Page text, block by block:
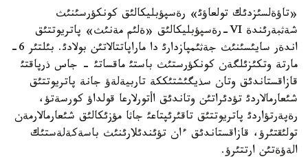
«تاؤةلسئزدئك تولعاؤئ» رةسپؤبليكالئق كونكؤرسئنئث
شةثبةرئندة VI-رةسپؤبليكالئق «ةلئم مةنئث» پاتريوتتئق
اندةر سايئسئنئث جةثئمپازدارئ دا ماراپاتتالاتئن بولادئ. بئلتئر 6-
مارتة وتكئزئلگةن كونكؤرستئث باستئ ماقساتئ - جاس ذرپاقتئ
قازاقستاندئق وتان سذيگئشتئككة تاربيةلةؤ جانة پاتريوتتئق
شئعارمالاردئ تؤدئراتئن وتاندئق اأتورلارعا قولداؤ كورسةتؤ،
رةپةرتؤاردئ پاتريوتتئق تاقئرئپتاعئ جاثا مؤزئكالئق شئعارمالارمةن
تولئقتئرؤ، قازاقستاندئق ءان تؤئندئلارئنئث باسةكةلةستئك
الةؤةتئن ارتتئرؤ.